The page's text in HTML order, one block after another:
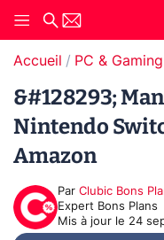
Accueil PC & Gaming
&#128293;
Nintendo
Amazon
Par Clubic Bons
Expert Bons Plans
Mis à jour le 24